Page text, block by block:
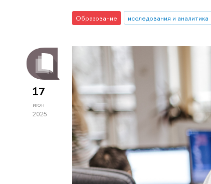
Образование исследования и аналитика
17
июн
2025